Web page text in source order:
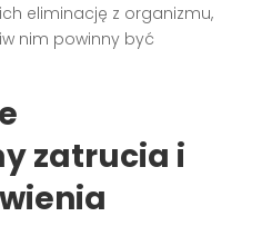
eliminację z organizmu,
nim powinny być
zatrucia i